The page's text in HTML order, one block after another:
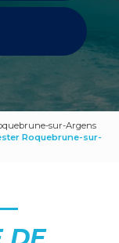
sur-Argens
Roquebrune-sur-